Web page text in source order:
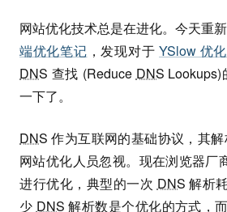
网站优化技术总是在进化。今天重
端优化笔记 ，发现对于YSlow 优
DNS 查找 (Reduce DNS
一下了。
DNS 作为互联网的基础协议，其
网站优化人员忽视。现在浏览器厂
进行优化，典型的一次 DNS 解析
少 DNS 解析数是个优化的方式，